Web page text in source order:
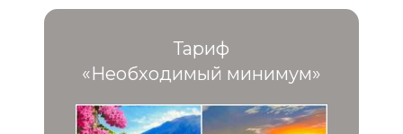
Тариф
«Необходимый минимум»